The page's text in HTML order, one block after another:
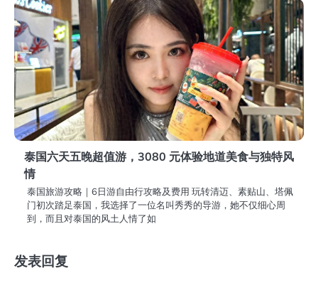
泰国六天五晚超值游，3080 元体验地道美食与独特风
情
泰国旅游攻略｜6日游自由行攻略及费用 玩转清迈、素贴山、塔佩
门初次踏足泰国，我选择了一位名叫秀秀的导游，她不仅细心周
到，而且对泰国的风土人情了如
发表回复